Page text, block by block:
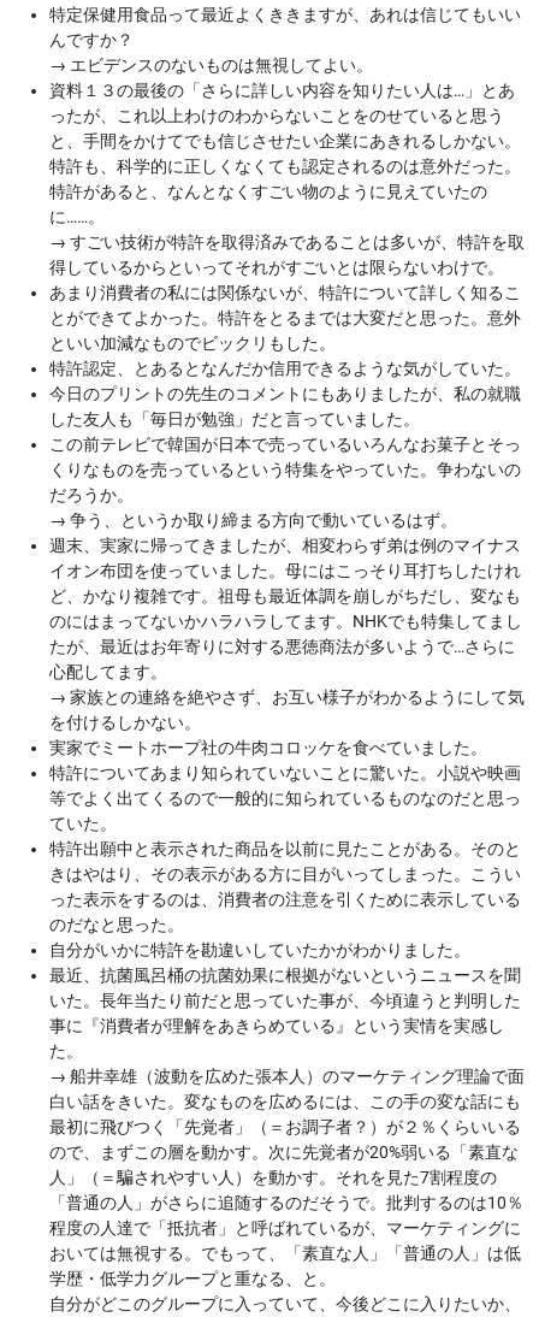
特定保健用食品って最近よくききますが、あれは信じてもいい
んですか？
→ エビデンスのないものは無視してよい。
資料１３の最後の「さらに詳しい内容を知りたい人は…」とあ
ったが、これ以上わけのわからないことをのせていると思う
と、手間をかけてでも信じさせたい企業にあきれるしかない。
特許も、科学的に正しくなくても認定されるのは意外だった。
特許があると、なんとなくすごい物のように見えていたの
に……。
→ すごい技術が特許を取得済みであることは多いが、特許を取
得しているからといってそれがすごいとは限らないわけで。
あまり消費者の私には関係ないが、特許について詳しく知るこ
とができてよかった。特許をとるまでは大変だと思った。意外
といい加減なものでビックリもした。
特許認定、とあるとなんだか信用できるような気がしていた。
今日のプリントの先生のコメントにもありましたが、私の就職
した友人も「毎日が勉強」だと言っていました。
この前テレビで韓国が日本で売っているいろんなお菓子とそっ
くりなものを売っているという特集をやっていた。争わないの
だろうか。
→ 争う、というか取り締まる方向で動いているはず。
週末、実家に帰ってきましたが、相変わらず弟は例のマイナス
イオン布団を使っていました。母にはこっそり耳打ちしたけれ
ど、かなり複雑です。祖母も最近体調を崩しがちだし、変なも
のにはまってないかハラハラしてます。NHKでも特集してまし
たが、最近はお年寄りに対する悪徳商法が多いようで…さらに
心配してます。
→ 家族との連絡を絶やさず、お互い様子がわかるようにして気
を付けるしかない。
実家でミートホープ社の牛肉コロッケを食べていました。
特許についてあまり知られていないことに驚いた。小説や映画
等でよく出てくるので一般的に知られているものなのだと思っ
ていた。
特許出願中と表示された商品を以前に見たことがある。そのと
きはやはり、その表示がある方に目がいってしまった。こうい
った表示をするのは、消費者の注意を引くために表示している
のだなと思った。
自分がいかに特許を勘違いしていたかがわかりました。
最近、抗菌風呂桶の抗菌効果に根拠がないというニュースを聞
いた。長年当たり前だと思っていた事が、今頃違うと判明した
事に『消費者が理解をあきらめている』という実情を実感し
た。
→ 船井幸雄（波動を広めた張本人）のマーケティング理論で面
白い話をきいた。変なものを広めるには、この手の変な話にも
最初に飛びつく「先覚者」（＝お調子者？）が２％くらいいる
ので、まずこの層を動かす。次に先覚者が20%弱いる「素直な
人」（＝騙されやすい人）を動かす。それを見た7割程度の
「普通の人」がさらに追随するのだそうで。批判するのは10％
程度の人達で「抵抗者」と呼ばれているが、マーケティングに
おいては無視する。でもって、「素直な人」「普通の人」は低
学歴・低学力グループと重なる、と。
自分がどこのグループに入っていて、今後どこに入りたいか、